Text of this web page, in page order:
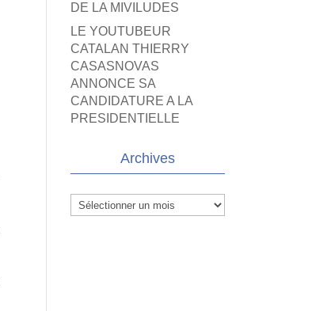
DE LA MIVILUDES
LE YOUTUBEUR
CATALAN THIERRY
CASASNOVAS
ANNONCE SA
CANDIDATURE A LA
PRESIDENTIELLE
Archives
Archives